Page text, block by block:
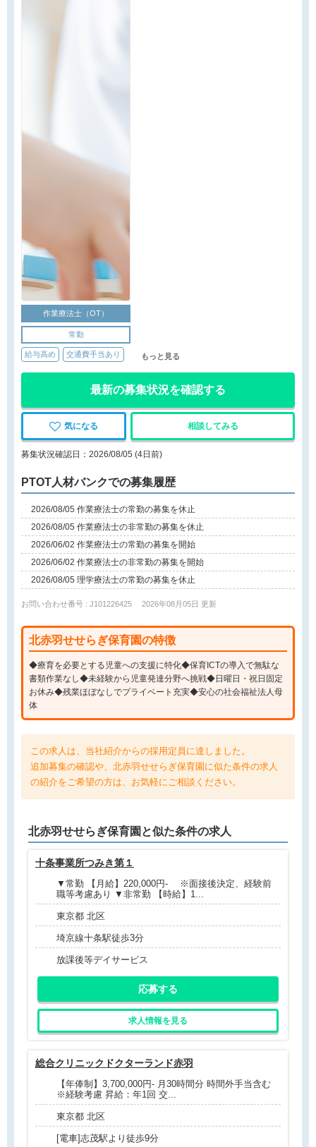
作業療法士（OT）
常勤
給与高め 交通費手当あり もっと見る
最新の募集状況を確認する
気になる 相談してみる
募集状況確認日：2026/08/05 (4日前)
PTOT人材バンクでの募集履歴
2026/08/05 作業療法士の常勤の募集を休止
2026/08/05 作業療法士の非常勤の募集を休止
2026/06/02 作業療法士の常勤の募集を開始
2026/06/02 作業療法士の非常勤の募集を開始
2026/08/05 理学療法士の常勤の募集を休止
お問い合わせ番号 : J101226425 2026年08月05日 更新
北赤羽せせらぎ保育園の特徴
◆療育を必要とする児童への支援に特化◆保育ICTの導入で無駄な
書類作業なし◆未経験から児童発達分野へ挑戦◆日曜日・祝日固定
お休み◆残業ほぼなしでプライベート充実◆安心の社会福祉法人母
体
この求人は、当社紹介からの採用定員に達しました。
追加募集の確認や、北赤羽せせらぎ保育園に似た条件の求人
の紹介をご希望の方は、お気軽にご相談ください。
北赤羽せせらぎ保育園と似た条件の求人
十条事業所つみき第１
▼常勤 【月給】220,000円- ※面接後決定、経験前
職等考慮あり ▼非常勤 【時給】1...
東京都 北区
埼京線十条駅徒歩3分
放課後等デイサービス
応募する
求人情報を見る
総合クリニックドクターランド赤羽
【年俸制】3,700,000円- 月30時間分 時間外手当含む
※経験考慮 昇給：年1回 交...
東京都 北区
[電車]志茂駅より徒歩9分